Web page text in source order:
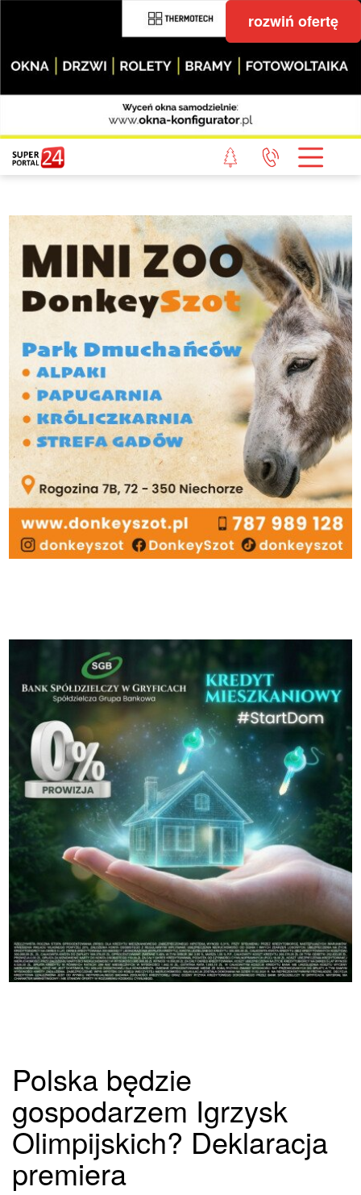
rozwiń ofertę
Polska będzie
gospodarzem Igrzysk
Olimpijskich? Deklaracja
premiera
STRONA GŁÓWNA
POWIAT GRYFICKI
WIADOMOŚCI Z LASU
STUDIO SUPERPORTALU
KONTAKT
REDAKCJA